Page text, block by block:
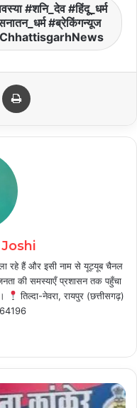
#शनि_देव #हिंदू_धर्म
#ब्रेकिंगन्यूज
Share via Email
रहे हैं और इसी नाम से यूट्यूब चैनल
की समस्याएँ प्रशासन तक पहुँचा
तिल्दा-नेवरा, रायपुर (छत्तीसगढ़)